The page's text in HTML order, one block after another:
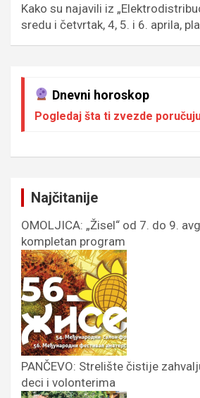
Kako su najavili iz
sredu i četvrtak, 4, 5. i 6. aprila,
Dnevni horoskop
Pogledaj šta ti zvezde
Najčitanije
OMOLJICA: „Žisel“ od 7. do 9.
kompletan program
PANČEVO: Strelište čistije
deci i volonterima